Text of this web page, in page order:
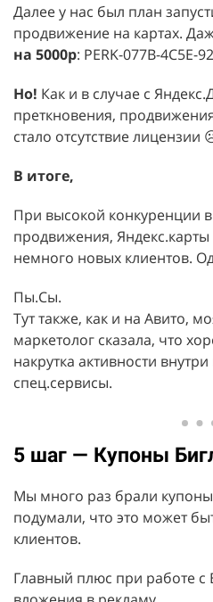
Далее у нас был план
продвижение на картах.
на 5000р: PERK-077B-4C5E-
Но! Как и в случае с
преткновения,
стало отсутствие лицензии
В итоге,
При высокой конкуренции
продвижения,
немного новых клиентов.
Пы.Сы.
Тут также, как и на Авито,
маркетолог сказала, что
накрутка активности
спец.сервисы.
5 шаг — Купоны
Мы много раз брали купоны
подумали, что это может
клиентов.
Главный плюс при работе